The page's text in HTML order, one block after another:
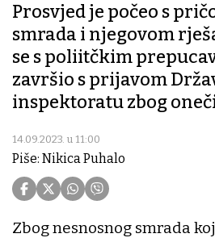
Prosvjed je počeo s
smrada i njegovom
se s poliitčkim
završio s prijavom
inspektoratu zbog
14.09.2023. u 11:00
Piše: Nikica Puhalo
Zbog nesnosnog smrada